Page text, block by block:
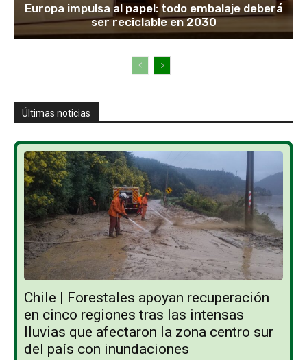
Europa impulsa al papel: todo embalaje deberá
ser reciclable en 2030
Últimas noticias
Chile | Forestales apoyan recuperación
en cinco regiones tras las intensas
lluvias que afectaron la zona centro sur
del país con inundaciones